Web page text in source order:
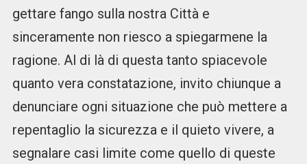
gettare fango sulla nostra Città e
sinceramente non riesco a spiegarmene la
ragione. Al di là di questa tanto spiacevole
quanto vera constatazione, invito chiunque a
denunciare ogni situazione che può mettere a
repentaglio la sicurezza e il quieto vivere, a
segnalare casi limite come quello di queste